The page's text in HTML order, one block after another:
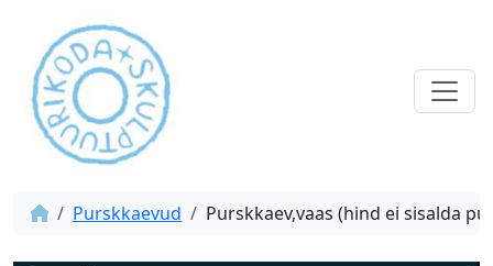
Purskkaevud Purskkaev,vaas (hind ei sisalda